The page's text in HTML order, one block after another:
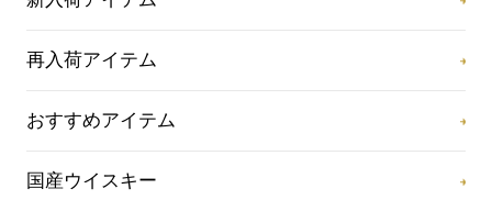
再入荷アイテム
おすすめアイテム
国産ウイスキー